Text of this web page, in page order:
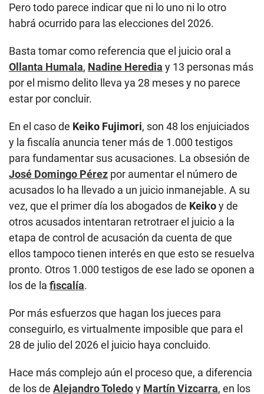
Pero todo parece indicar que ni lo uno ni lo otro
habrá ocurrido para las elecciones del 2026.
Basta tomar como referencia que el juicio oral a
Ollanta Humala, Nadine Heredia y 13 personas más
por el mismo delito lleva ya 28 meses y no parece
estar por concluir.
En el caso de Keiko Fujimori, son 48 los enjuiciados
y la fiscalía anuncia tener más de 1.000 testigos
para fundamentar sus acusaciones. La obsesión de
José Domingo Pérez por aumentar el número de
acusados lo ha llevado a un juicio inmanejable. A su
vez, que el primer día los abogados de Keikoy de
otros acusados intentaran retrotraer el juicio a la
etapa de control de acusación da cuenta de que
ellos tampoco tienen interés en que esto se resuelva
pronto. Otros 1.000 testigos de ese lado se oponen a
los de la fiscalía.
Por más esfuerzos que hagan los jueces para
conseguirlo, es virtualmente imposible que para el
28 de julio del 2026 el juicio haya concluido.
Hace más complejo aún el proceso que, a diferencia
de los de Alejandro Toledoy Martín Vizcarra, en los